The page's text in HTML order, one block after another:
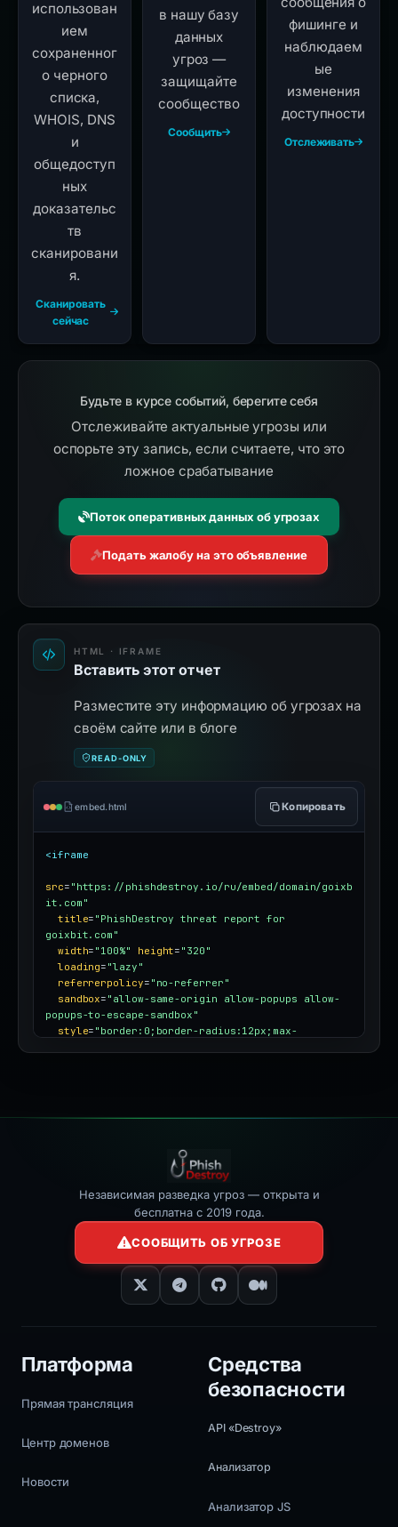
использован
ием
сохраненног
о черного
списка,
WHOIS, DNS
и
общедоступ
ных
доказательс
тв
сканировани
я.
Сканировать
сейчас
в нашу базу
данных
угроз —
защищайте
сообщество
Сообщить
фишинге и
наблюдаем
ые
изменения
доступности
Отслеживать
Будьте в курсе событий, берегите себя
Отслеживайте актуальные угрозы или
оспорьте эту запись, если считаете, что это
ложное срабатывание
Поток оперативных данных об угрозах
Подать жалобу на это объявление
HTML · IFRAME
Вставить этот отчет
Разместите эту информацию об угрозах на
своём сайте или в блоге
READ-ONLY
embed.html Копировать
<iframe
src= "https://phishdestroy.io/ru/embed/domain/goixb
it.com"
title= "PhishDestroy threat report for
goixbit.com"
width= "100%" height= "320"
loading= "lazy"
referrerpolicy= "no-referrer"
sandbox= "allow-same-origin allow-popups allow-
popups-to-escape-sandbox"
style= "border:0;border-radius:12px;max-
Независимая разведка угроз — открыта и
бесплатна с 2019 года.
СООБЩИТЬ ОБ УГРОЗЕ
Платформа
Прямая трансляция
Центр доменов
Новости
Средства
безопасности
API «Destroy»
Анализатор
Анализатор JS